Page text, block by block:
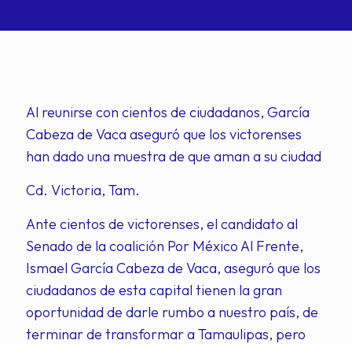
Al reunirse con cientos de ciudadanos, García
Cabeza de Vaca aseguró que los victorenses
han dado una muestra de que aman a su ciudad
Cd. Victoria, Tam.
Ante cientos de victorenses, el candidato al
Senado de la coalición Por México Al Frente,
Ismael García Cabeza de Vaca, aseguró que los
ciudadanos de esta capital tienen la gran
oportunidad de darle rumbo a nuestro país, de
terminar de transformar a Tamaulipas, pero